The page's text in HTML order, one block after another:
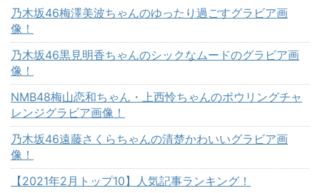
乃木坂46梅澤美波ちゃんのゆったり過ごすグラビア画
像！
乃木坂46黒見明香ちゃんのシックなムードのグラビア画
像！
NMB48梅山恋和ちゃん・上西怜ちゃんのボウリングチャ
レンジグラビア画像！
乃木坂46遠藤さくらちゃんの清楚かわいいグラビア画
像！
【2021年2月トップ10】人気記事ランキング！